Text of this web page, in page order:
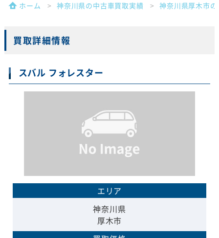
ホーム 神奈川県の中古車買取実績 神奈川県厚木市
買取詳細情報
スバル フォレスター
エリア
神奈川県
厚木市